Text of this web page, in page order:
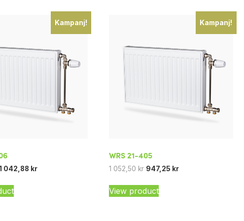
Kampanj!
042,88 kr
Kampanj!
WRS 21-405
1 052,50 kr 947,25 kr
View product